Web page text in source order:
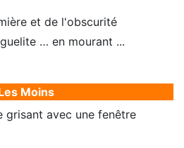
et de l'obscurité
… en mourant ...
Moins
grisant avec une fenêtre